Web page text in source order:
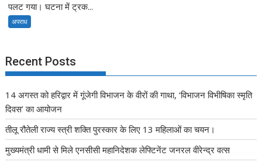
पलट गया। घटना में ट्रक...
अपराध
Recent Posts
14 अगस्त को हरिद्वार में गूंजेगी विभाजन के वीरों की गाथा, ‘विभाजन विभीषिका स्मृति
दिवस’ का आयोजन
तीलू रौतेली राज्य स्त्री शक्ति पुरस्कार के लिए 13 महिलाओं का चयन।
मुख्यमंत्री धामी से मिले एनसीसी महानिदेशक लेफ्टिनेंट जनरल वीरेन्द्र वत्स